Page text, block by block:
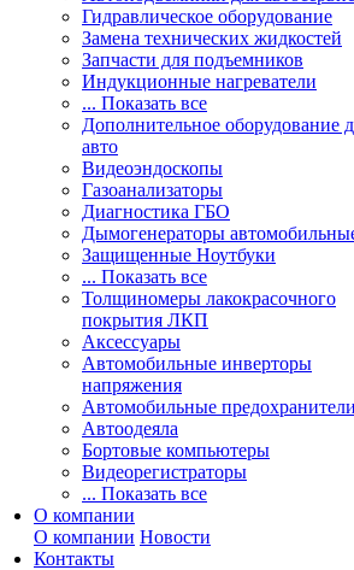
Гидравлическое оборудование
Замена технических жидкостей
Запчасти для подъемников
Индукционные нагреватели
... Показать все
Дополнительное оборудование
авто
Видеоэндоскопы
Газоанализаторы
Диагностика ГБО
Дымогенераторы
Защищенные Ноутбуки
... Показать все
Толщиномеры лакокрасочного
покрытия ЛКП
Аксессуары
Автомобильные инверторы
напряжения
Автомобильные
Автоодеяла
Бортовые компьютеры
Видеорегистраторы
... Показать все
О компании
О компании Новости
Контакты